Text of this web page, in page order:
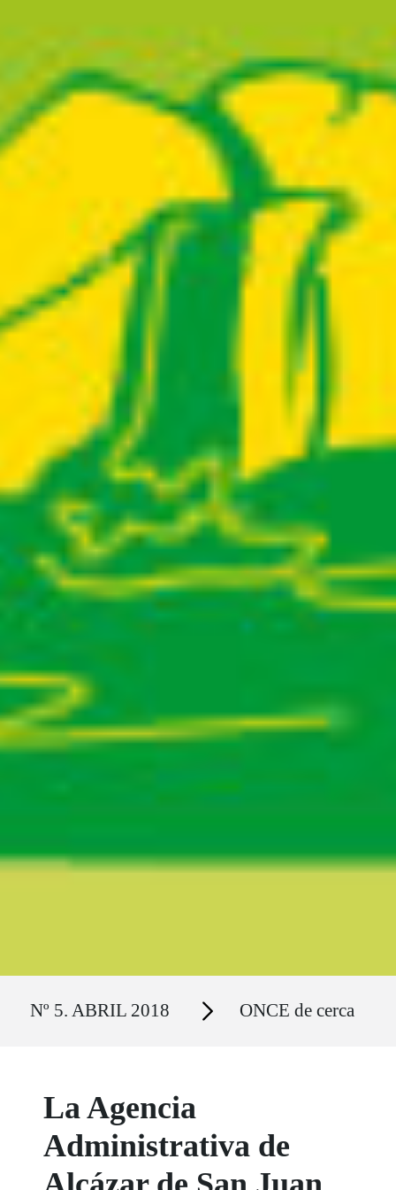
Nº 5. ABRIL 2018 Secciones ONCE de cerca
La Agencia
Administrativa de